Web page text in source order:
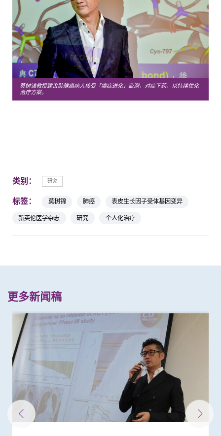
莫树锦教授建议肺腺癌病人接受「癌症进化」监测，对症下药，以持续优化
治疗方案。
类别： 研究
标签： 莫树锦 肺癌
表皮生长因子受体基因变异
新英伦医学杂志
研究 个人化治疗
更多新闻稿